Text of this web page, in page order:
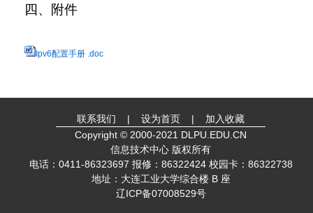
四、附件
Ipv6配置手册 .doc
联系我们 | 设为首页 |
加入收藏
Copyright © 2000-2021 DLPU.EDU.CN
信息技术中心 版权所有
电话：0411-86323697 报修：86322424 校园卡：86322738
地址：大连工业大学综合楼 B 座
辽ICP备07008529号